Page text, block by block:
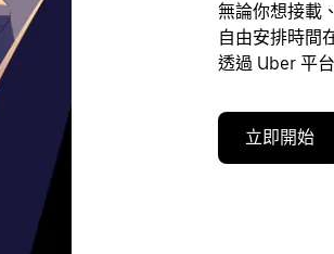
無論你想接載
自由安排時間
透過 Uber 平
立即開始